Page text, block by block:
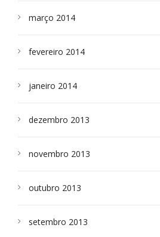
março 2014
fevereiro 2014
janeiro 2014
dezembro 2013
novembro 2013
outubro 2013
setembro 2013